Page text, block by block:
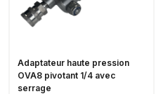
Adaptateur haute pression
OVA8 pivotant 1/4 avec
serrage